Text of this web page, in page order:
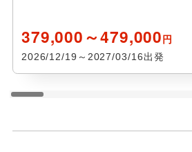
379,000～479,000円
2026/12/19～2027/03/16出発